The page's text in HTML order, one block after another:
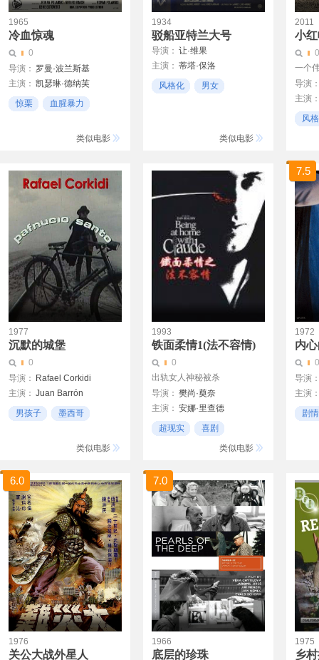
1965
冷血惊魂
0
导演： 罗曼·波兰斯基
主演： 凯瑟琳·德纳芙
John Fraser
惊栗
血腥暴力
类似电影
1934
驳船亚特兰大号
导演： 让·维果
主演： 蒂塔·保洛
米切尔·西芒
让·达斯特
风格化
男女
类似电影
2011
小
0
一个
导演
主演
伊莎
风
1977
沉默的城堡
0
导演：
Rafael Corkidi
主演： Juan Barrón
Pablo Corkidi
男孩子
墨西哥
类似电影
1993
铁面柔情1(法不容情)
0
出轨女人神秘被杀
导演： 樊尚·奠奈
Jean Beaudin
主演： 安娜·里查德
让·佛朗索瓦·巴尔梅
Jean-Franois Pichette
Gaston Lepage
Hugo Dub
Johanne-Marie Tremblay
Nathalie Mallette
超现实
喜剧
类似电影
7.5
1972
内
0
导演
主演
剧情
6.0
1976
关公大战外星人
7.0
1966
底层的珍珠
1975
乡